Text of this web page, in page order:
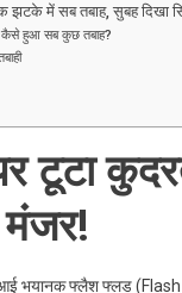
तबाह,
सुबह
झटके में सब तबाह, सुबह दिखा
हुआ सब कुछ तबाह?
टूटा
मंजर!
भयानक फ्लैश फ्लड